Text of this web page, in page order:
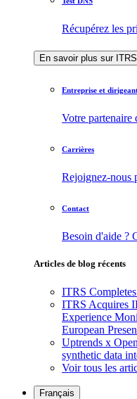
Récupérez les
En savoir plus sur
Entreprise et
Votre partenaire
Carrières
Rejoignez-nous
Contact
Besoin d'aide ?
Articles de blog récents
ITRS
ITRS Acquires
Experience
European
Uptrends x
synthetic data
Voir tous les
Français